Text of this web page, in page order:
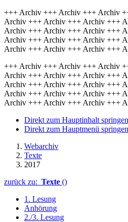
+++ Archiv +++ Archiv +++ Archiv
Archiv +++ Archiv +++ Archiv +++
Archiv +++ Archiv +++ Archiv +++
Archiv +++ Archiv +++ Archiv +++
Archiv +++ Archiv +++ Archiv +++
+++ Archiv +++ Archiv +++ Archiv
Archiv +++ Archiv +++ Archiv +++
Archiv +++ Archiv +++ Archiv +++
Archiv +++ Archiv +++ Archiv +++
Archiv +++ Archiv +++ Archiv +++
Direkt zum Hauptinhalt springen
Direkt zum Hauptmenü springen
Webarchiv
Texte
2017
zurück zu: Texte ()
1. Lesung
Anhörung
2./3. Lesung